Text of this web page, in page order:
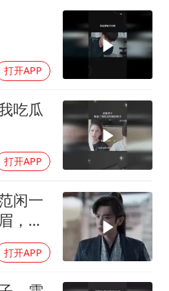
之约 相约未来
打开APP
吃瓜
打开APP
闲一
，下
打开APP